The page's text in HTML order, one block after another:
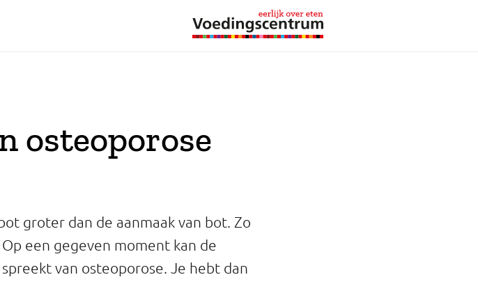
osteoporose
groter dan de aanmaak van bot. Zo
een gegeven moment kan de
van osteoporose. Je hebt dan